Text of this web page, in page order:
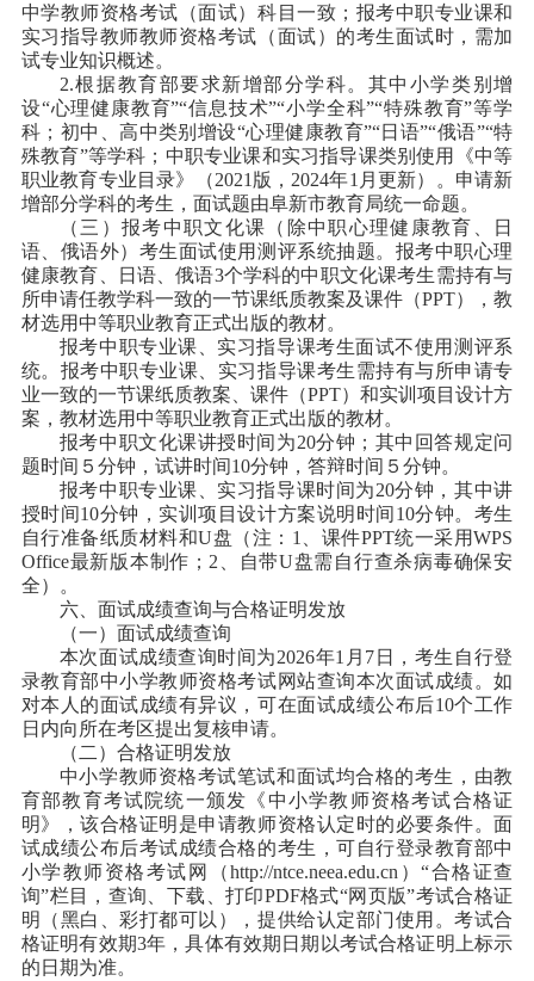
中学教师资格考试（面试）科目一致；报考中职专业课和
实习指导教师教师资格考试（面试）的考生面试时，需加
试专业知识概述。
2.根据教育部要求新增部分学科。其中小学类别增
设“心理健康教育”“信息技术”“小学全科”“特殊教育”等学
科；初中、高中类别增设“心理健康教育”“日语”“俄语”“特
殊教育”等学科；中职专业课和实习指导课类别使用《中等
职业教育专业目录》（2021版，2024年1月更新）。申请新
增部分学科的考生，面试题由阜新市教育局统一命题。
（三）报考中职文化课（除中职心理健康教育、日
语、俄语外）考生面试使用测评系统抽题。报考中职心理
健康教育、日语、俄语3个学科的中职文化课考生需持有与
所申请任教学科一致的一节课纸质教案及课件（PPT），教
材选用中等职业教育正式出版的教材。
报考中职专业课、实习指导课考生面试不使用测评系
统。报考中职专业课、实习指导课考生需持有与所申请专
业一致的一节课纸质教案、课件（PPT）和实训项目设计方
案，教材选用中等职业教育正式出版的教材。
报考中职文化课讲授时间为20分钟；其中回答规定问
题时间５分钟，试讲时间10分钟，答辩时间５分钟。
报考中职专业课、实习指导课时间为20分钟，其中讲
授时间10分钟，实训项目设计方案说明时间10分钟。考生
自行准备纸质材料和U盘（注：1、课件PPT统一采用WPS
Office最新版本制作；2、自带U盘需自行查杀病毒确保安
全）。
六、面试成绩查询与合格证明发放
（一）面试成绩查询
本次面试成绩查询时间为2026年1月7日，考生自行登
录教育部中小学教师资格考试网站查询本次面试成绩。如
对本人的面试成绩有异议，可在面试成绩公布后10个工作
日内向所在考区提出复核申请。
（二）合格证明发放
中小学教师资格考试笔试和面试均合格的考生，由教
育部教育考试院统一颁发《中小学教师资格考试合格证
明》，该合格证明是申请教师资格认定时的必要条件。面
试成绩公布后考试成绩合格的考生，可自行登录教育部中
小学教师资格考试网（http://ntce.neea.edu.cn）“合格证查
询”栏目，查询、下载、打印PDF格式“网页版”考试合格证
明（黑白、彩打都可以），提供给认定部门使用。考试合
格证明有效期3年，具体有效期日期以考试合格证明上标示
的日期为准。